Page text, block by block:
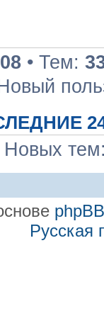
• Тем:
Новых
phpBB
Русская